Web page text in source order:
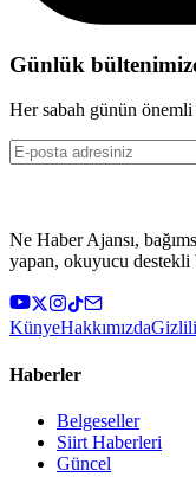
Günlük
Her sabah günün
Ne Haber Ajansı,
yapan, okuyucu
KünyeHakkımızda
Haberler
Belgeseller
Siirt Haberleri
Güncel